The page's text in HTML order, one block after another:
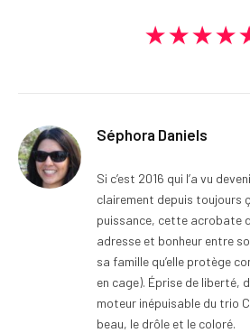
Séphora Daniels
Si c’est 2016 qui l’a vu
clairement depuis toujours
puissance, cette acrobate
adresse et bonheur entre
sa famille qu’elle protège
en cage). Éprise de liberté,
moteur inépuisable du trio
beau, le drôle et le coloré.